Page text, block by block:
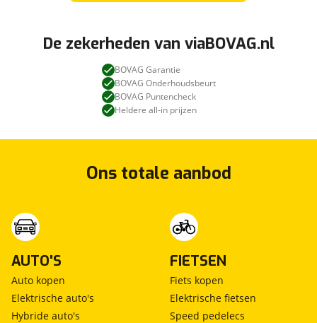
De zekerheden van viaBOVAG.nl
BOVAG Garantie
BOVAG Onderhoudsbeurt
BOVAG Puntencheck
Heldere all-in prijzen
Ons totale aanbod
AUTO'S
Auto kopen
Elektrische auto's
Hybride auto's
FIETSEN
Fiets kopen
Elektrische fietsen
Speed pedelecs